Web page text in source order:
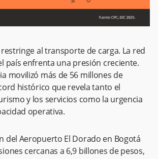
al transporte de carga. La red
país enfrenta una presión creciente.
movilizó más de 56 millones de
histórico que revela tanto el
y los servicios como la urgencia
operativa.
del Aeropuerto El Dorado en Bogotá
cercanas a 6,9 billones de pesos,